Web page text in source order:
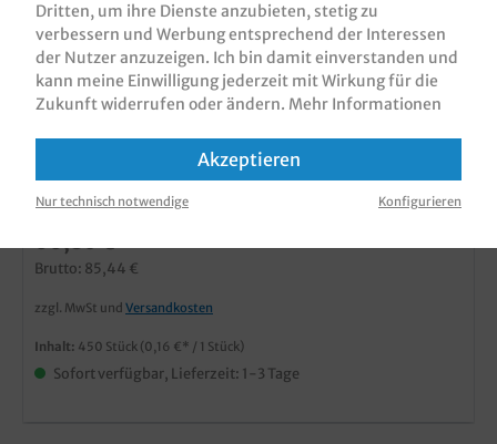
Asia Nudelboxen weiß mit Pagode
Neutraldruck eckig 450St. versch. Größen
Produktnummer:FPPG
Brutto: 85,44 €
zzgl. MwSt und Versandkosten
Inhalt: 450 Stück (0,16 €* / 1 Stück)
Sofort verfügbar, Lieferzeit: 1-3 Tage
Dritten, um ihre Dienste anzubieten, stetig zu
verbessern und Werbung entsprechend der Interessen
der Nutzer anzuzeigen. Ich bin damit einverstanden und
kann meine Einwilligung jederzeit mit Wirkung für die
Zukunft widerrufen oder ändern. Mehr Informationen
Akzeptieren
Nur technisch notwendige Konfigurieren